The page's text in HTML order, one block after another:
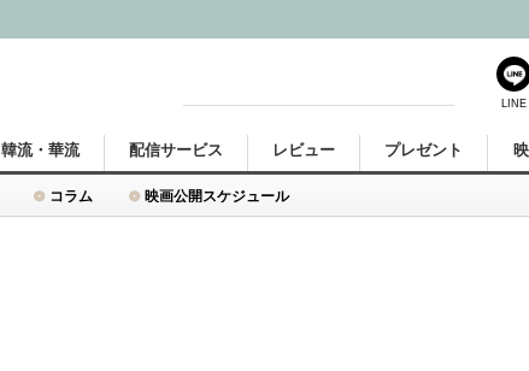
コラム 映画公開スケジュール
韓流・華流 配信サービス レビュー プレゼント
LINE